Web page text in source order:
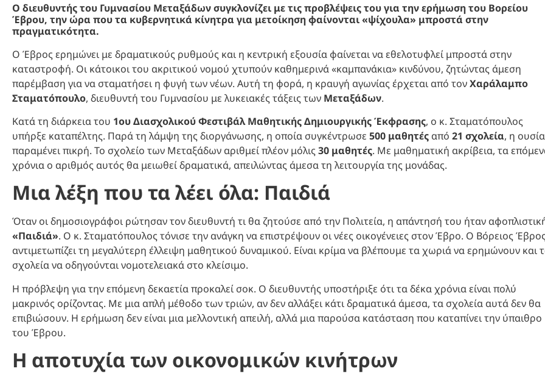
Ο διευθυντής του Γυμνασίου Μεταξάδων συγκλονίζει με τις προβλέψεις του για την ερήμωση του Βορείου
Έβρου, την ώρα που τα κυβερνητικά κίνητρα για μετοίκηση φαίνονται «ψίχουλα» μπροστά στην
πραγματικότητα.
Ο Έβρος ερημώνει με δραματικούς ρυθμούς και η κεντρική εξουσία φαίνεται να εθελοτυφλεί μπροστά στην
καταστροφή. Οι κάτοικοι του ακριτικού νομού χτυπούν καθημερινά «καμπανάκια» κινδύνου, ζητώντας άμεση
παρέμβαση για να σταματήσει η φυγή των νέων. Αυτή τη φορά, η κραυγή αγωνίας έρχεται από τονΧαράλαμπο
Σταματόπουλο, διευθυντή του Γυμνασίου με λυκειακές τάξεις των Μεταξάδων.
Κατά τη διάρκεια του 1ου Διασχολικού Φεστιβάλ Μαθητικής Δημιουργικής Έκφρασης, ο κ. Σταματόπουλος
υπήρξε καταπέλτης. Παρά τη λάμψη της διοργάνωσης, η οποία συγκέντρωσε 500 μαθητές από 21 σχολεία, η ουσία
παραμένει πικρή. Το σχολείο των Μεταξάδων αριθμεί πλέον μόλις 30 μαθητές. Με μαθηματική ακρίβεια, τα
χρόνια ο αριθμός αυτός θα μειωθεί δραματικά, απειλώντας άμεσα τη λειτουργία της μονάδας.
Μια λέξη που τα λέει όλα: Παιδιά
Όταν οι δημοσιογράφοι ρώτησαν τον διευθυντή τι θα ζητούσε από την Πολιτεία, η απάντησή του ήταν
«Παιδιά». Ο κ. Σταματόπουλος τόνισε την ανάγκη να επιστρέψουν οι νέες οικογένειες στον Έβρο. Ο Βόρειος
αντιμετωπίζει τη μεγαλύτερη έλλειψη μαθητικού δυναμικού. Είναι κρίμα να βλέπουμε τα χωριά να ερημώνουν και
σχολεία να οδηγούνται νομοτελειακά στο κλείσιμο.
Η πρόβλεψη για την επόμενη δεκαετία προκαλεί σοκ. Ο διευθυντής υποστήριξε ότι τα δέκα χρόνια είναι πολύ
μακρινός ορίζοντας. Με μια απλή μέθοδο των τριών, αν δεν αλλάξει κάτι δραματικά άμεσα, τα σχολεία αυτά δεν θα
επιβιώσουν. Η ερήμωση δεν είναι μια μελλοντική απειλή, αλλά μια παρούσα κατάσταση που καταπίνει την ύπαιθρο
του Έβρου.
Η αποτυχία των οικονομικών κινήτρων